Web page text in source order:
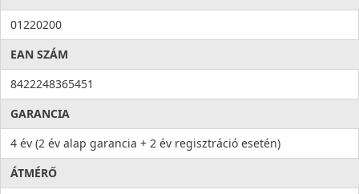
01220200
EAN SZÁM
8422248365451
GARANCIA
4 év (2 év alap garancia + 2 év regisztráció esetén)
ÁTMÉRŐ